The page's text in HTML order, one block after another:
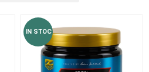
IN STOC